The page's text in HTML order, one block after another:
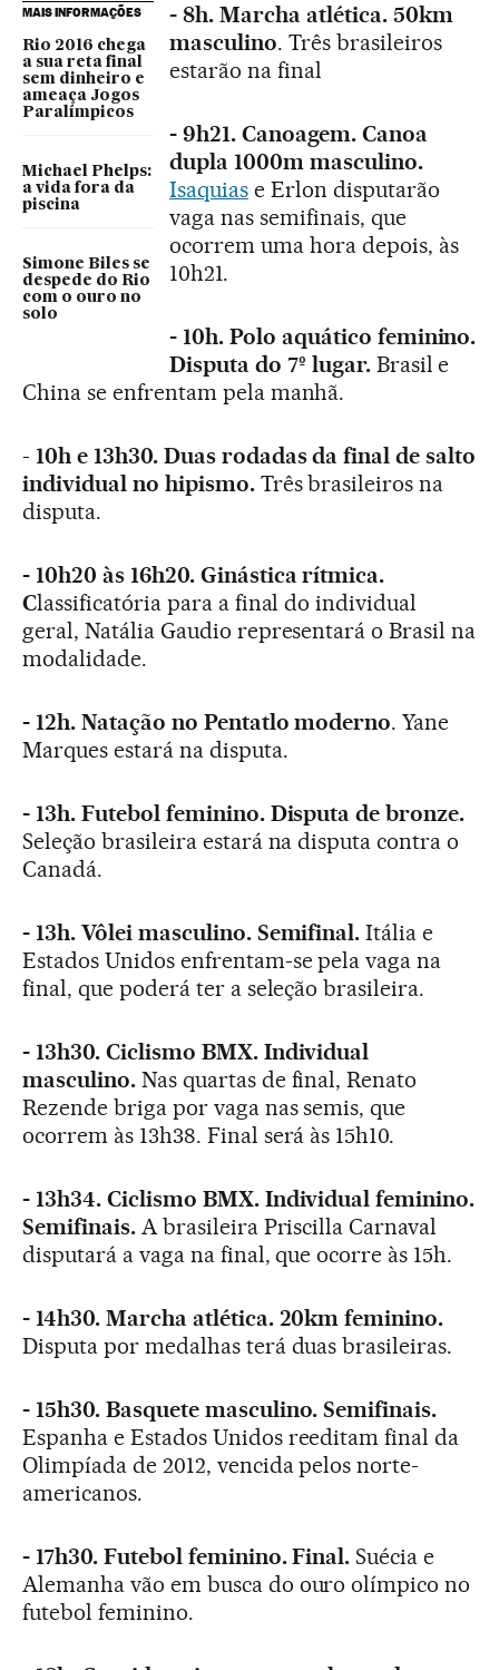
MAIS INFORMAÇÕES
Rio 2016 chega
a sua reta final
sem dinheiro e
ameaça Jogos
Paralímpicos
Michael Phelps:
a vida fora da
piscina
Simone Biles se
despede do Rio
com o ouro no
solo
- 8h. Marcha atlética. 50km
masculino. Três brasileiros
estarão na final
- 9h21. Canoagem. Canoa
dupla 1000m masculino.
Isaquiase Erlon disputarão
vaga nas semifinais, que
ocorrem uma hora depois, às
10h21.
- 10h. Polo aquático feminino.
Disputa do 7º lugar.Brasil e
China se enfrentam pela manhã.
-10h e 13h30. Duas rodadas da final de salto
individual no hipismo.Três brasileiros na
disputa.
- 10h20 às 16h20. Ginástica rítmica.
Classificatória para a final do individual
geral, Natália Gaudio representará o Brasil na
modalidade.
- 12h. Natação no Pentatlo moderno. Yane
Marques estará na disputa.
- 13h. Futebol feminino. Disputa de bronze.
Seleção brasileira estará na disputa contra o
Canadá.
- 13h. Vôlei masculino. Semifinal.Itália e
Estados Unidos enfrentam-se pela vaga na
final, que poderá ter a seleção brasileira.
- 13h30. Ciclismo BMX. Individual
masculino. Nas quartas de final, Renato
Rezende briga por vaga nas semis, que
ocorrem às 13h38. Final será às 15h10.
- 13h34. Ciclismo BMX. Individual feminino.
Semifinais. A brasileira Priscilla Carnaval
disputará a vaga na final, que ocorre às 15h.
- 14h30. Marcha atlética. 20km feminino.
Disputa por medalhas terá duas brasileiras.
- 15h30. Basquete masculino. Semifinais.
Espanha e Estados Unidos reeditam final da
Olimpíada de 2012, vencida pelos norte-
americanos.
- 17h30. Futebol feminino. Final.Suécia e
Alemanha vão em busca do ouro olímpico no
futebol feminino.